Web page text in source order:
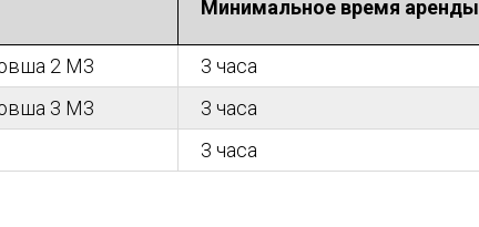
Минимальное время аренды
2 M3 3 часа
3 M3
3 часа
3 часа